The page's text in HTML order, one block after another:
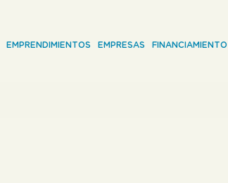
EMPRENDIMIENTOS EMPRESAS FINANCIAMIENTO